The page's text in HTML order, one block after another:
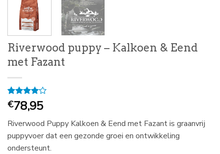
Riverwood puppy – Kalkoen & Eend
met Fazant
Gewaardeerd
4op 5
op
1
klantbeoordeling
€78,95
Riverwood Puppy Kalkoen & Eend met Fazant is graanvrij
puppyvoer dat een gezonde groei en ontwikkeling
ondersteunt.